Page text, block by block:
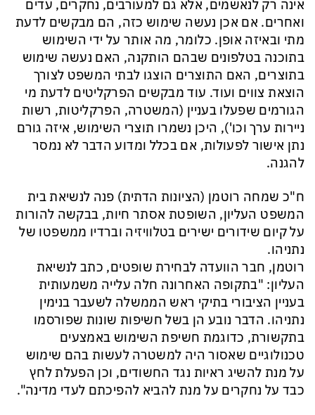
אינה רק לנאשמים, אלא גם למעורבים, נחקרים, עדים
ואחרים. אם אכן נעשה שימוש כזה, הם מבקשים לדעת
מתי ובאיזה אופן. כלומר, מה אותר על ידי השימוש
בתוכנה בטלפונים שבהם הותקנה, האם נעשה שימוש
בתוצרים, האם התוצרים הוצגו לבתי המשפט לצורך
הוצאת צווים ועוד. עוד מבקשים הפרקליטים לדעת מי
הגורמים שפעלו בעניין (המשטרה, הפרקליטות, רשות
ניירות ערך וכו'), היכן נשמרו תוצרי השימוש, איזה גורם
נתן אישור לפעולות, אם בכלל ומדוע הדבר לא נמסר
להגנה.
ח"כ שמחה רוטמן (הציונות הדתית) פנה לנשיאת בית
המשפט העליון, השופטת אסתר חיות, בבקשה להורות
על קיום שידורים ישירים בטלוויזיה וברדיו ממשפטו של
נתניהו.
רוטמן, חבר הוועדה לבחירת שופטים, כתב לנשיאת
העליון: "בתקופה האחרונה חלה עלייה משמעותית
בעניין הציבורי בתיקי ראש הממשלה לשעבר בנימין
נתניהו. הדבר נובע הן בשל חשיפות שונות שפורסמו
בתקשורת, כדוגמת חשיפת השימוש באמצעים
טכנולוגיים שאסור היה למשטרה לעשות בהם שימוש
על מנת להשיג ראיות נגד החשודים, וכן הפעלת לחץ
כבד על נחקרים על מנת להביא להפיכתם לעדי מדינה".